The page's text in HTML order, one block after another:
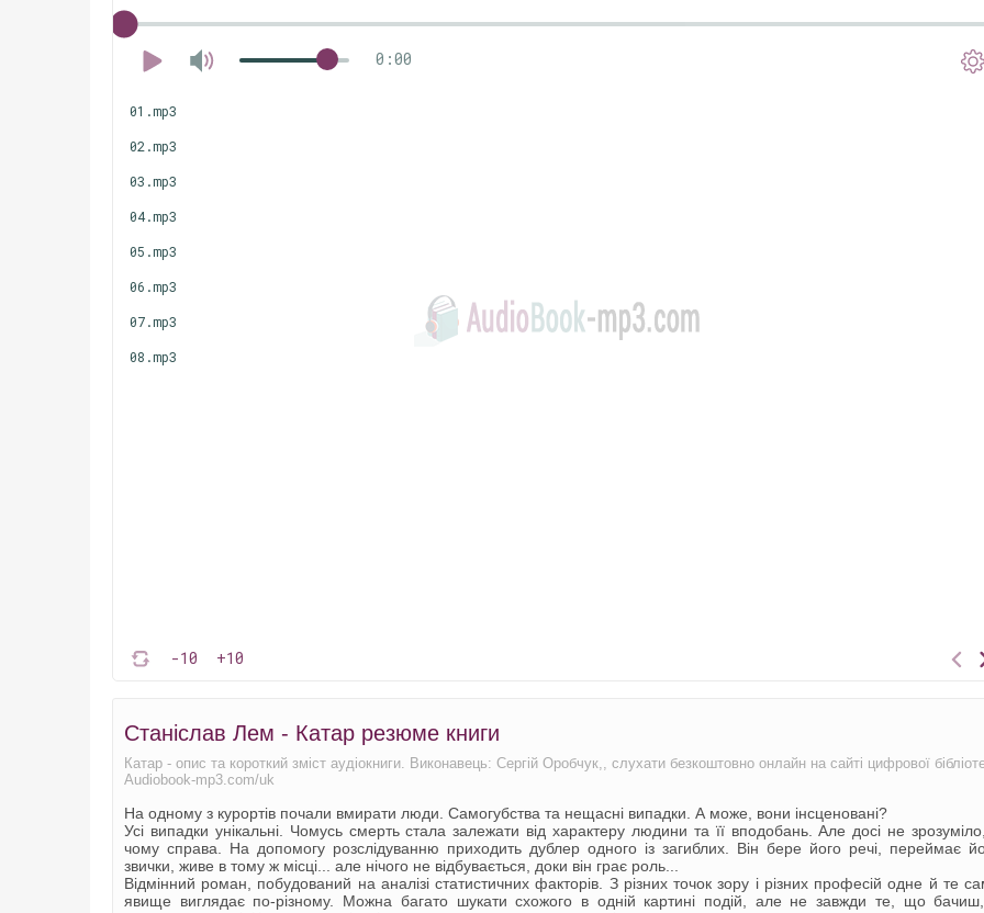
0:00
-10 +10
01.mp3
02.mp3
03.mp3
04.mp3
05.mp3
06.mp3
07.mp3
08.mp3
Станіслав Лем - Катар резюме книги
Катар - опис та короткий зміст аудіокниги. Виконавець: Сергій Оробчук,, слухати безкоштовно онлайн на сайті цифрової
Audiobook-mp3.com/uk
На одному з курортів почали вмирати люди. Самогубства та нещасні випадки. А може, вони інсценовані?
Усі випадки унікальні. Чомусь смерть стала залежати від характеру людини та її вподобань. Але досі не
чому справа. На допомогу розслідуванню приходить дублер одного із загиблих. Він бере його речі, переймає
звички, живе в тому ж місці... але нічого не відбувається, доки він грає роль...
Відмінний роман, побудований на аналізі статистичних факторів. З різних точок зору і різних професій одне й те
явище виглядає по-різному. Можна багато шукати схожого в одній картині подій, але не завжди те, що